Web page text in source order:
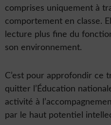
comprises uniquement à
comportement en classe.
lecture plus fine du
son environnement.
C’est pour approfondir ce
quitter l’Éducation
activité à
par le haut potentiel